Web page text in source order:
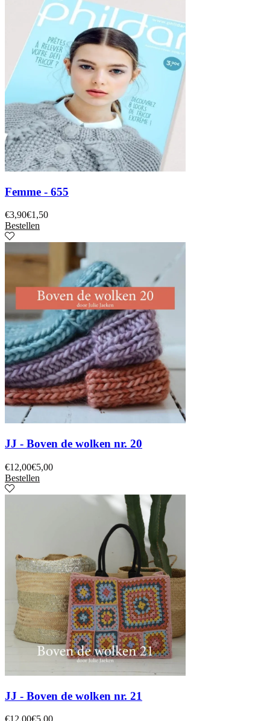
Femme - 655
€3,90€1,50
Bestellen
JJ - Boven de wolken nr. 20
€12,00€5,00
Bestellen
JJ - Boven de wolken nr. 21